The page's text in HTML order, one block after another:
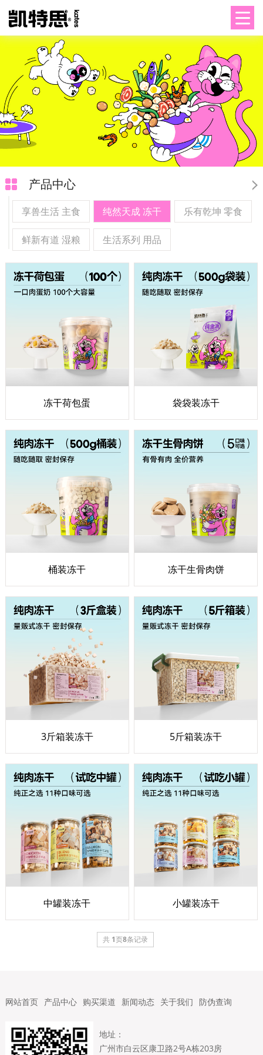
产品中心
享兽生活 主食 纯然天成 冻干 乐有乾坤 零食
鲜新有道 湿粮 生活系列 用品
冻干荷包蛋 袋袋装冻干
桶装冻干 冻干生骨肉饼
3斤箱装冻干 5斤箱装冻干
中罐装冻干 小罐装冻干
共 1页8条记录
网站首页 产品中心 购买渠道 新闻动态 关于我们 防伪查询
地址：
广州市白云区康卫路2号A栋203房